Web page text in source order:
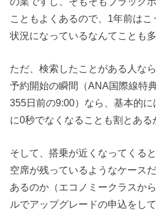
こともよくあるので、1年前はこ
状況になっているなんてことも多
ただ、検索したことがある人な
予約開始の瞬間（ANA国際線特
355日前の9:00）なら、基本的
に0秒でなくなることも割とある
そして、搭乗が近くなってくる
空席が残っているようなケース
あるのか（エコノミークラスか
ルでアップグレードの申込をし